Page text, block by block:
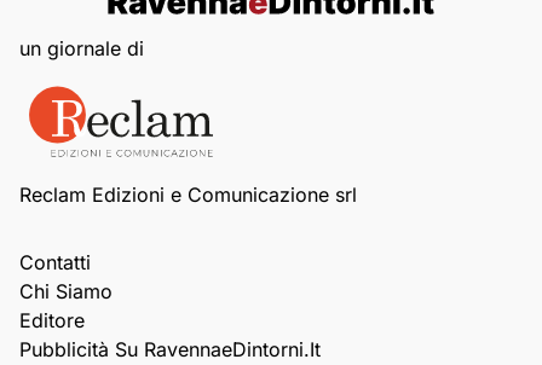
un giornale di
Reclam Edizioni e Comunicazione srl
Contatti
Chi Siamo
Editore
Pubblicità Su RavennaeDintorni.it